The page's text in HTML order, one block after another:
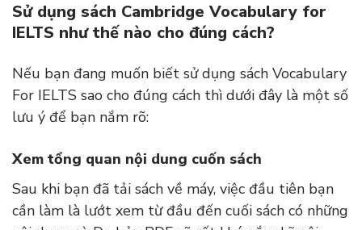
Sử dụng sách Cambridge Vocabulary for
IELTS như thế nào cho đúng cách?
Nếu bạn đang muốn biết sử dụng sách Vocabulary
For IELTS sao cho đúng cách thì dưới đây là một số
lưu ý để bạn nắm rõ:
Xem tổng quan nội dung cuốn sách
Sau khi bạn đã tải sách về máy, việc đầu tiên bạn
cần làm là lướt xem từ đầu đến cuối sách có những